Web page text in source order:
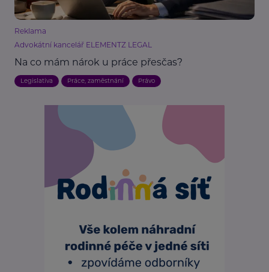
Reklama
Advokátní kancelář ELEMENTZ LEGAL
Na co mám nárok u práce přesčas?
Legislativa Práce, zaměstnání Právo